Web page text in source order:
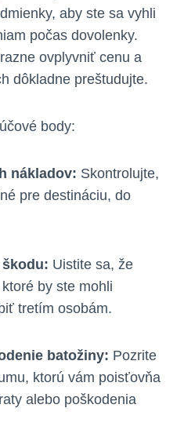
aby ste sa vyhli
počas dovolenky.
ovplyvniť cenu a
dôkladne preštudujte.
body:
nákladov: Skontrolujte,
pre destináciu, do
Uistite sa, že
by ste mohli
tretím osobám.
batožiny: Pozrite
ktorú vám poisťovňa
alebo poškodenia